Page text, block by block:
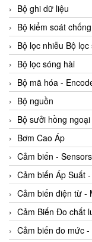
Bộ ghi dữ liệu
Bộ kiểm soát
Bộ lọc nhiễu Bộ
Bộ lọc sóng hài
Bộ mã hóa -
Bộ nguồn
Bộ sưởi hồng ngoại
Bơm Cao Áp
Cảm biến - Sensors
Cảm biến Áp Suất
Cảm biến điện từ -
Cảm Biến Đo chất
Cảm biến đo mức -